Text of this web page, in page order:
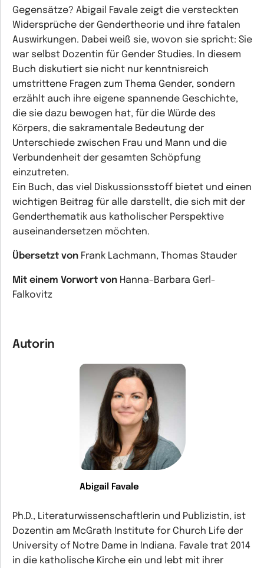
Gegensätze? Abigail Favale zeigt die versteckten
Widersprüche der Gendertheorie und ihre fatalen
Auswirkungen. Dabei weiß sie, wovon sie spricht: Sie
war selbst Dozentin für Gender Studies. In diesem
Buch diskutiert sie nicht nur kenntnisreich
umstrittene Fragen zum Thema Gender, sondern
erzählt auch ihre eigene spannende Geschichte,
die sie dazu bewogen hat, für die Würde des
Körpers, die sakramentale Bedeutung der
Unterschiede zwischen Frau und Mann und die
Verbundenheit der gesamten Schöpfung
einzutreten.
Ein Buch, das viel Diskussionsstoff bietet und einen
wichtigen Beitrag für alle darstellt, die sich mit der
Genderthematik aus katholischer Perspektive
auseinandersetzen möchten.
Übersetzt von Frank Lachmann, Thomas Stauder
Mit einem Vorwort von Hanna-Barbara Gerl-
Falkovitz
Autorin
Abigail Favale
Ph.D., Literaturwissenschaftlerin und Publizistin, ist
Dozentin am McGrath Institute for Church Life der
University of Notre Dame in Indiana. Favale trat 2014
in die katholische Kirche ein und lebt mit ihrer